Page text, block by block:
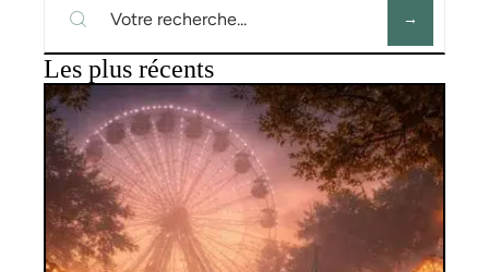
Les plus récents